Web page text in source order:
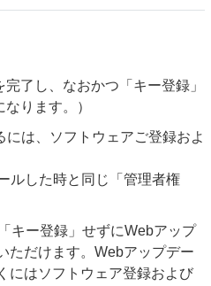
了し、なおかつ「キー登録」
ります。）
には、ソフトウェアご登録およ
ルした時と同じ「管理者権
キー登録」せずにWebアップ
ただけます。Webアップデー
にはソフトウェア登録および